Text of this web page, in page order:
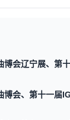
博会辽宁展、第
博会、第十一届